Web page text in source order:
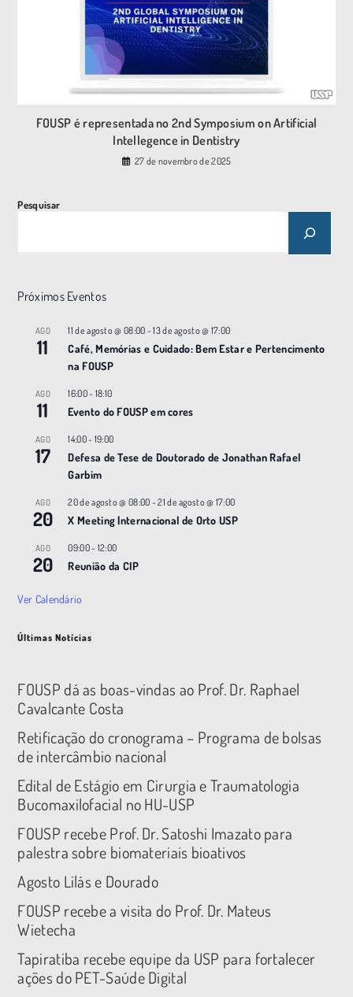
FOUSP é representada no 2nd Symposium on Artificial
Intellegence in Dentistry
27 de novembro de 2025
Pesquisar
Próximos Eventos
AGO
11
11 de agosto @ 08:00 -13 de agosto @ 17:00
Café, Memórias e Cuidado: Bem Estar e Pertencimento
na FOUSP
AGO
11
16:00- 18:10
Evento do FOUSP em cores
AGO
17
14:00- 19:00
Defesa de Tese de Doutorado de Jonathan Rafael
Garbim
AGO
20
20 de agosto @ 08:00 -21 de agosto @ 17:00
X Meeting |nternacional de Orto USP
AGO
20
09:00- 12:00
Reunião da CIP
Ver Calendário
Últimas Notícias
FOUSP dá as boas-vindas ao Prof. Dr. Raphael
Cavalcante Costa
Retificação do cronograma – Programa de bolsas
de intercâmbio nacional
Edital de Estágio em Cirurgia e Traumatologia
Bucomaxilofacial no HU-USP
FOUSP recebe Prof. Dr. Satoshi Imazato para
palestra sobre biomateriais bioativos
Agosto Lilás e Dourado
FOUSP recebe a visita do Prof. Dr. Mateus
Wietecha
Tapiratiba recebe equipe da USP para fortalecer
ações do PET-Saúde Digital